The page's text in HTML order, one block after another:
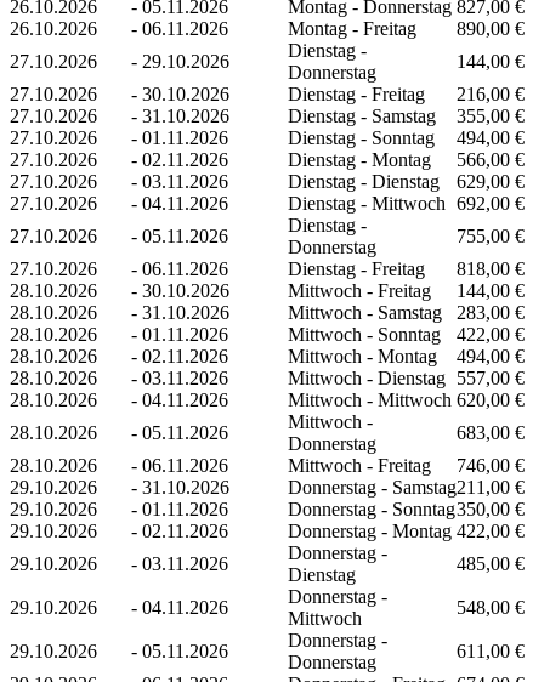
26.10.2026
- 05.11.2026 Montag - Donnerstag 827,00 €
26.10.2026
- 06.11.2026 Montag - Freitag
890,00 €
27.10.2026
- 29.10.2026
Dienstag -
Donnerstag
144,00 €
27.10.2026
- 30.10.2026 Dienstag - Freitag
216,00 €
27.10.2026
- 31.10.2026 Dienstag - Samstag
355,00 €
27.10.2026
- 01.11.2026 Dienstag - Sonntag
494,00 €
27.10.2026
- 02.11.2026 Dienstag - Montag
566,00 €
27.10.2026
- 03.11.2026 Dienstag - Dienstag
629,00 €
27.10.2026
- 04.11.2026 Dienstag - Mittwoch 692,00 €
27.10.2026
- 05.11.2026
Dienstag -
Donnerstag
755,00 €
27.10.2026
- 06.11.2026 Dienstag - Freitag
818,00 €
28.10.2026
- 30.10.2026 Mittwoch - Freitag
144,00 €
28.10.2026
- 31.10.2026 Mittwoch - Samstag
283,00 €
28.10.2026
- 01.11.2026 Mittwoch - Sonntag
422,00 €
28.10.2026
- 02.11.2026 Mittwoch - Montag
494,00 €
28.10.2026
- 03.11.2026 Mittwoch - Dienstag 557,00 €
28.10.2026
- 04.11.2026 Mittwoch - Mittwoch 620,00 €
28.10.2026
- 05.11.2026
Mittwoch -
Donnerstag
683,00 €
28.10.2026
- 06.11.2026 Mittwoch - Freitag
746,00 €
29.10.2026
- 31.10.2026 Donnerstag - Samstag211,00 €
29.10.2026
- 01.11.2026 Donnerstag - Sonntag350,00 €
29.10.2026
- 02.11.2026 Donnerstag - Montag 422,00 €
29.10.2026
- 03.11.2026
Donnerstag -
Dienstag
485,00 €
29.10.2026 - 04.11.2026
Donnerstag -
Mittwoch
548,00 €
29.10.2026 - 05.11.2026
Donnerstag -
Donnerstag
611,00 €